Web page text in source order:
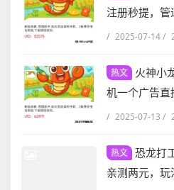
注册秒提，
/ 2025-07-14/
热文
火神小
机一个广告直
/ 2025-07-13 /
热文 恐龙打
亲测两元，玩